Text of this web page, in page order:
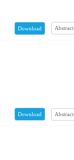
Download Abstract
Download Abstract